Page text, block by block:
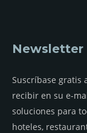
Newsletter
Suscríbase gratis
recibir en su e-
soluciones para
hoteles,